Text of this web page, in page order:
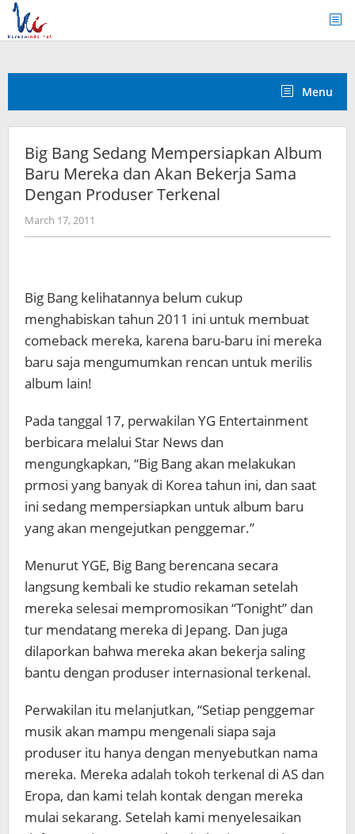
Skip
content
Menu
Big Bang Sedang Mempersiapkan Album
Baru Mereka dan Akan Bekerja Sama
Dengan Produser Terkenal
March 17, 2011
Koreanindo
Big Bang kelihatannya belum cukup
menghabiskan tahun 2011 ini untuk membuat
comeback mereka, karena baru-baru ini mereka
baru saja mengumumkan rencan untuk merilis
album lain!
Pada tanggal 17, perwakilan YG Entertainment
berbicara melalui Star News dan
mengungkapkan, “Big Bang akan melakukan
prmosi yang banyak di Korea tahun ini, dan saat
ini sedang mempersiapkan untuk album baru
yang akan mengejutkan penggemar.”
Menurut YGE, Big Bang berencana secara
langsung kembali ke studio rekaman setelah
mereka selesai mempromosikan “Tonight” dan
tur mendatang mereka di Jepang. Dan juga
dilaporkan bahwa mereka akan bekerja saling
bantu dengan produser internasional terkenal.
Perwakilan itu melanjutkan, “Setiap penggemar
musik akan mampu mengenali siapa saja
produser itu hanya dengan menyebutkan nama
mereka. Mereka adalah tokoh terkenal di AS dan
Eropa, dan kami telah kontak dengan mereka
mulai sekarang. Setelah kami menyelesaikan